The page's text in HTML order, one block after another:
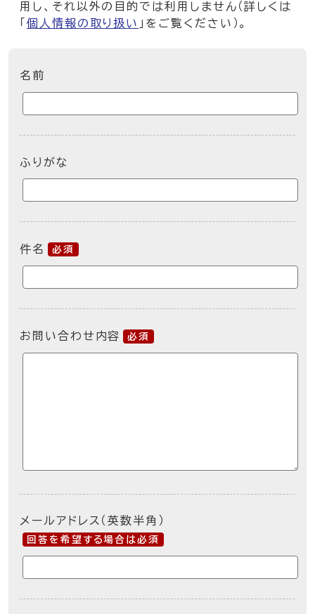
用し、それ以外の目的では利用しません（詳しくは
個人情報の取り扱い 」をご覧ください）。
名前
ふりがな
件名 必須
お問い合わせ内容 必須
メールアドレス（英数半角）
回答を希望する場合は必須